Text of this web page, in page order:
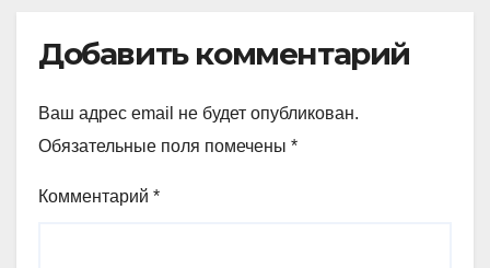
Добавить комментарий
Ваш адрес email не будет опубликован.
Обязательные поля помечены *
Комментарий *